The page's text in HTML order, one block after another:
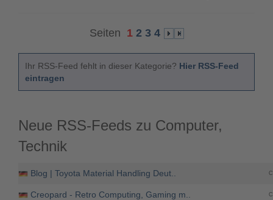
Seiten 1 2 3 4
Ihr RSS-Feed fehlt in dieser Kategorie? Hier RSS-Feed
eintragen
Neue RSS-Feeds zu Computer,
Technik
Blog | Toyota Material Handling Deut..
Creopard - Retro Computing, Gaming m..